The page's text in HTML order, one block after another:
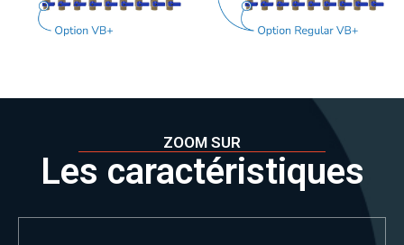
ZOOM SUR
Les caractéristiques